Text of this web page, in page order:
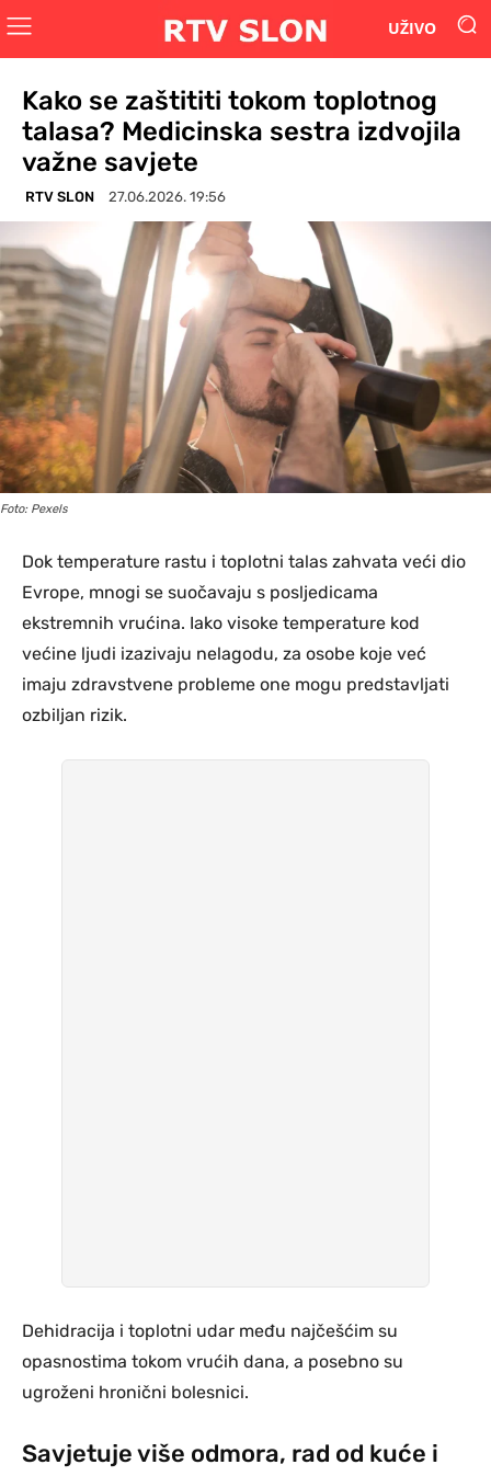
UŽIVO
Kako se zaštititi tokom toplotnog
talasa? Medicinska sestra izdvojila
važne savjete
RTV SLON 27.06.2026. 19:56
Foto: Pexels
Dok temperature rastu i toplotni talas zahvata veći dio
Evrope, mnogi se suočavaju s posljedicama
ekstremnih vrućina. Iako visoke temperature kod
većine ljudi izazivaju nelagodu, za osobe koje već
imaju zdravstvene probleme one mogu predstavljati
ozbiljan rizik.
Dehidracija i toplotni udar među najčešćim su
opasnostima tokom vrućih dana, a posebno su
ugroženi hronični bolesnici.
Savjetuje više odmora, rad od kuće i